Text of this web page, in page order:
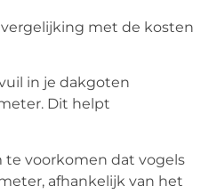
met de kosten
in je dakgoten
Dit helpt
te voorkomen dat vogels
afhankelijk van het